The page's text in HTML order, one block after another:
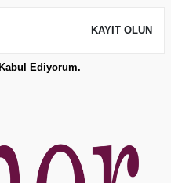
KAYIT OLUN
Ediyorum.